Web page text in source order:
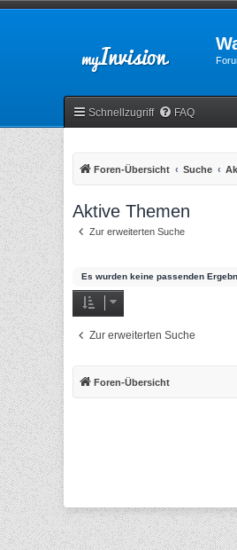
Schnellzugriff FAQ
Foren-Übersicht Suche
Aktive Themen
Zur erweiterten Suche
Es wurden keine passenden
Zur erweiterten Suche
Foren-Übersicht